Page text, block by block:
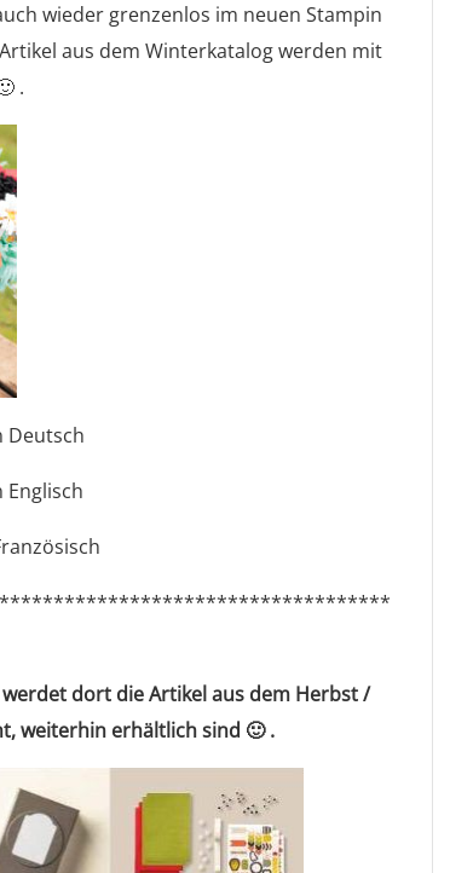
wieder grenzenlos im neuen Stampin
aus dem Winterkatalog werden mit
.
Deutsch
dort die Artikel aus dem Herbst /
weiterhin erhältlich sind 🙂 .